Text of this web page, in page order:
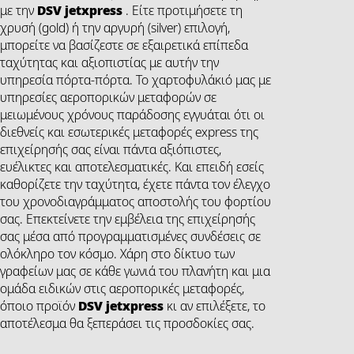
με την DSV jetxpress . Είτε προτιμήσετε τη
χρυσή (gold) ή την αργυρή (silver) επιλογή,
μπορείτε να βασίζεστε σε εξαιρετικά επίπεδα
ταχύτητας και αξιοπιστίας με αυτήν την
υπηρεσία πόρτα-πόρτα. Το χαρτοφυλάκιό μας με
υπηρεσίες αεροπορικών μεταφορών σε
μειωμένους χρόνους παράδοσης εγγυάται ότι οι
διεθνείς και εσωτερικές μεταφορές express της
επιχείρησής σας είναι πάντα αξιόπιστες,
ευέλικτες και αποτελεσματικές. Και επειδή εσείς
καθορίζετε την ταχύτητα, έχετε πάντα τον έλεγχο
του χρονοδιαγράμματος αποστολής του φορτίου
σας. Επεκτείνετε την εμβέλεια της επιχείρησής
σας μέσα από προγραμματισμένες συνδέσεις σε
ολόκληρο τον κόσμο. Χάρη στο δίκτυο των
γραφείων μας σε κάθε γωνιά του πλανήτη και μια
ομάδα ειδικών στις αεροπορικές μεταφορές,
όποιο προϊόν DSV jetxpress κι αν επιλέξετε, το
αποτέλεσμα θα ξεπεράσει τις προσδοκίες σας.